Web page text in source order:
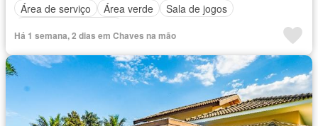
Área de serviço
Área verde
Sala de jogos
Há 1 semana, 2 dias em Chaves na mão